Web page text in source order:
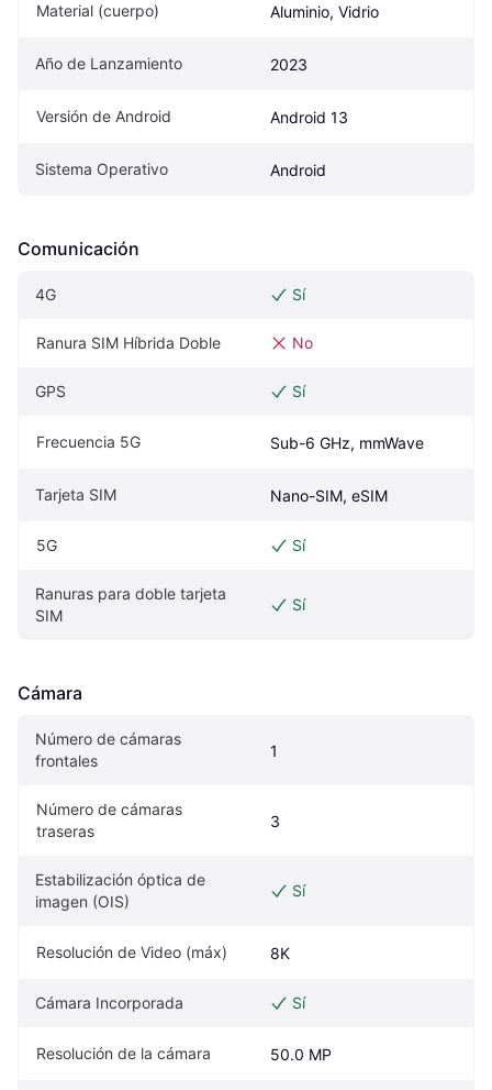
Material (cuerpo) Aluminio, Vidrio
Año de Lanzamiento 2023
Versión de Android Android 13
Sistema Operativo Android
Comunicación
4G Sí
Ranura SIM Híbrida Doble No
GPS Sí
Frecuencia 5G Sub-6 GHz, mmWave
Tarjeta SIM Nano-SIM, eSIM
5G Sí
Ranuras para doble tarjeta
SIM
Sí
Cámara
Número de cámaras
frontales
1
Número de cámaras
traseras
3
Estabilización óptica de
imagen (OIS)
Sí
Resolución de Video (máx) 8K
Cámara Incorporada Sí
Resolución de la cámara 50.0 MP